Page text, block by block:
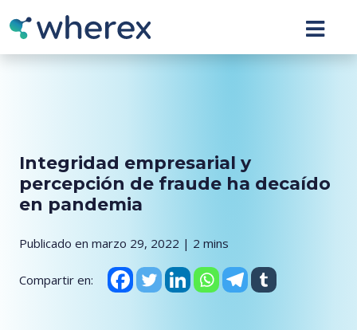
Integridad empresarial y
percepción de fraude ha decaído
en pandemia
Publicado en marzo 29, 2022 | 2 mins
Compartir en: